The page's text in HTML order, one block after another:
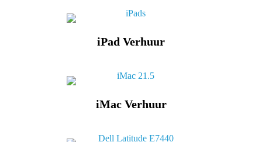
iPad Verhuur
iMac Verhuur